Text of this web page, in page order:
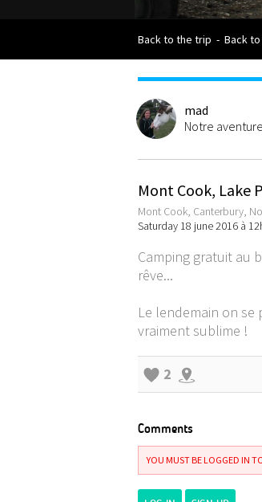
Back to the trip - Back
mad
Notre
Mont Cook, Lake
Mont Cook, Canterbury,
Saturday 18 june 2016 à
Camping gratuit au
rêve...
Le lendemain on se
vraiment sublime !
2
Comments
YOU MUST BE LOGGED IN